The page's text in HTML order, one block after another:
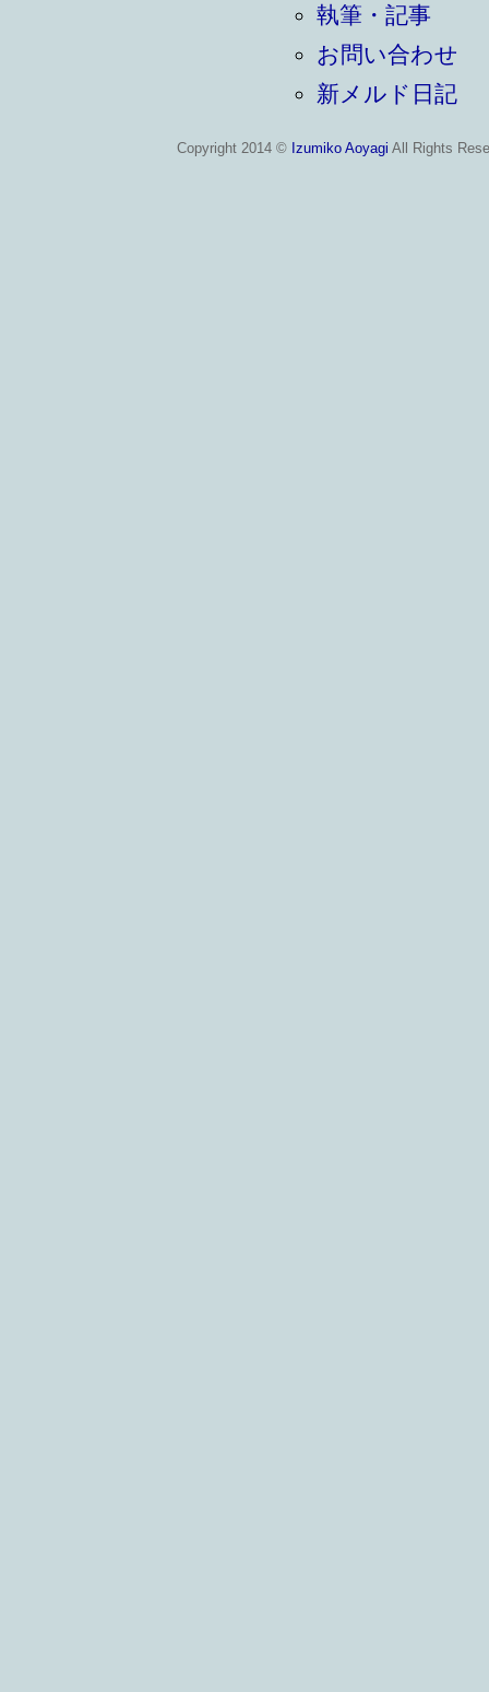
執筆・記事
お問い合わせ
新メルド日記
Copyright 2014 © Izumiko Aoyagi All Rights